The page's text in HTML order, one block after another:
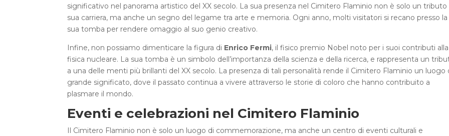
significativo nel panorama artistico del XX secolo. La sua presenza nel Cimitero Flaminio non è solo un tributo
sua carriera, ma anche un segno del legame tra arte e memoria. Ogni anno, molti visitatori si recano presso la
sua tomba per rendere omaggio al suo genio creativo.
Infine, non possiamo dimenticare la figura di Enrico Fermi, il fisico premio Nobel noto per i suoi contributi alla
fisica nucleare. La sua tomba è un simbolo dell’importanza della scienza e della ricerca, e rappresenta un
a una delle menti più brillanti del XX secolo. La presenza di tali personalità rende il Cimitero Flaminio un luogo
grande significato, dove il passato continua a vivere attraverso le storie di coloro che hanno contribuito a
plasmare il mondo.
Eventi e celebrazioni nel Cimitero Flaminio
Il Cimitero Flaminio non è solo un luogo di commemorazione, ma anche un centro di eventi culturali e